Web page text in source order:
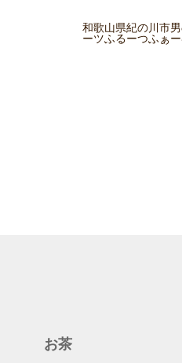
り/送料込み（一部地域
く）/クール便でお届け
和歌山県紀の川市
ーツふるーつふぁー
お茶